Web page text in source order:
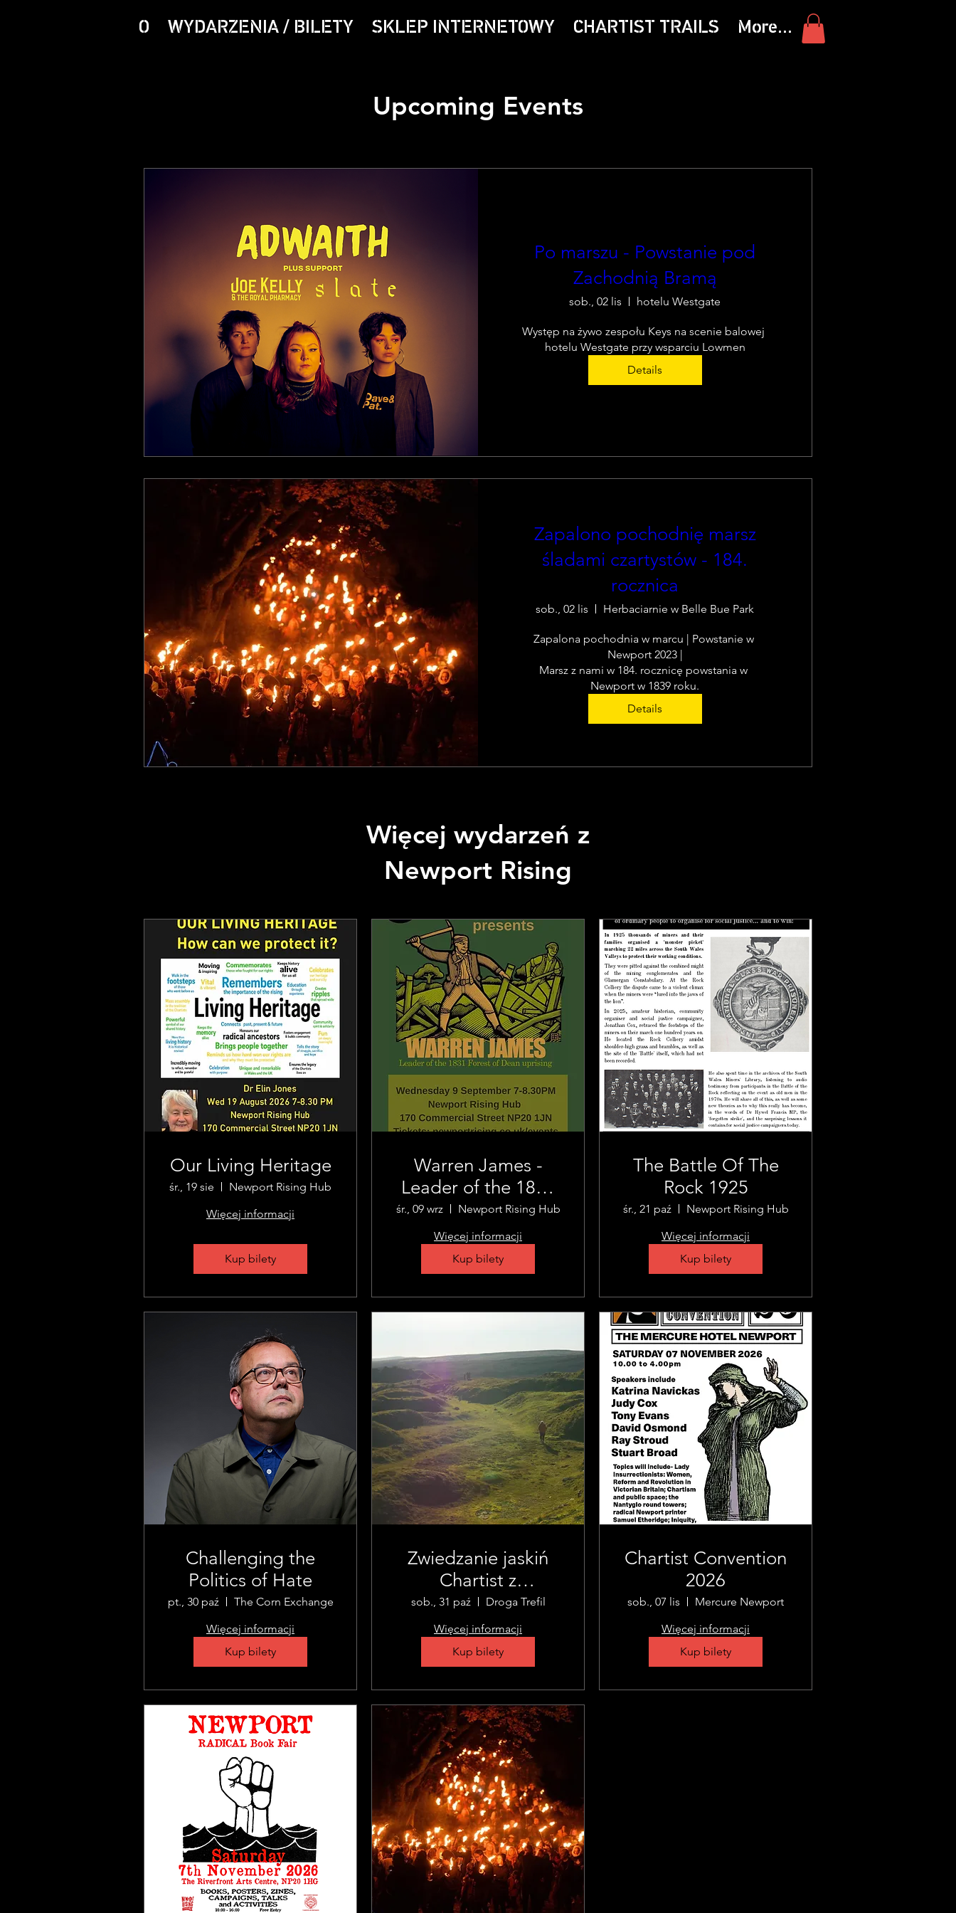
O WYDARZENIA / BILETY SKLEP INTERNETOWY CHARTIST TRAILS More...
Upcoming Events
Po marszu - Powstanie pod
Zachodnią Bramą
sob., 02 lis hotelu Westgate
Występ na żywo zespołu Keys na scenie balowej
hotelu Westgate przy wsparciu Lowmen
Details
Zapalono pochodnię marsz
śladami czartystów - 184.
rocznica
sob., 02 lis Herbaciarnie w Belle Bue Park
Zapalona pochodnia w marcu | Powstanie w
Newport 2023 |
Marsz z nami w 184. rocznicę powstania w
Newport w 1839 roku.
Details
Więcej wydarzeń z
Newport Rising
Our Living Heritage
śr., 19 sie
Newport Rising Hub
Więcej informacji
Kup bilety
Warren James -
Leader of the 1831
Forest of Dean
Uprising
śr., 09 wrz
Newport Rising Hub
Więcej informacji
Kup bilety
The Battle Of The
Rock 1925
śr., 21 paź
Newport Rising Hub
Więcej informacji
Kup bilety
Challenging the
Politics of Hate
pt., 30 paź
The Corn Exchange
Więcej informacji
Kup bilety
Zwiedzanie jaskiń
Chartist z
przewodnikiem
sob., 31 paź
Droga Trefil
Więcej informacji
Kup bilety
Chartist Convention
2026
sob., 07 lis
Mercure Newport
Więcej informacji
Kup bilety